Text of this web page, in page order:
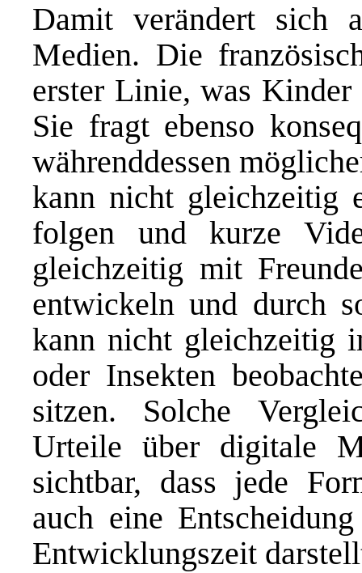
Damit verändert sich
Medien. Die
erster Linie, was
Sie fragt ebenso
währenddessen
kann nicht gleichzeitig
folgen und kurze
gleichzeitig mit
entwickeln und durch
kann nicht gleichzeitig
oder Insekten
sitzen. Solche
Urteile über digitale
sichtbar, dass jede
auch eine
Entwicklungszeit